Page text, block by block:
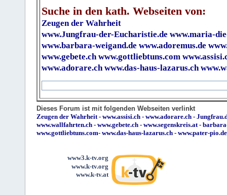
Suche in den kath. Webseiten von:
Zeugen der Wahrheit
www.Jungfrau-der-Eucharistie.de www.maria-
www.barbara-weigand.de www.adoremus.de
www.gebete.ch www.gottliebtuns.com
www.adorare.ch www.das-haus-lazarus.ch
Dieses Forum ist mit folgenden Webseiten verlinkt
Zeugen der Wahrheit- www.assisi.ch - www.adorare.ch -
www.wallfahrten.ch - www.gebete.ch - www.segenskreis.at-
www.gottliebtuns.com- www.das-haus-lazarus.ch - www.pater-pio.de
www3.k-tv.org
www.k-tv.org
www.k-tv.at